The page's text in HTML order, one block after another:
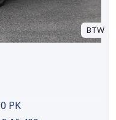
BTW
0 PK